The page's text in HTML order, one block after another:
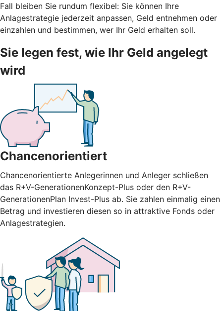
Fall bleiben Sie rundum flexibel: Sie können Ihre
Anlagestrategie jederzeit anpassen, Geld entnehmen oder
einzahlen und bestimmen, wer Ihr Geld erhalten soll.
Sie legen fest, wie Ihr Geld angelegt
wird
Chancenorientiert
Chancenorientierte Anlegerinnen und Anleger schließen
das R+V-GenerationenKonzept-Plus oder den R+V-
GenerationenPlan Invest-Plus ab. Sie zahlen einmalig einen
Betrag und investieren diesen so in attraktive Fonds oder
Anlagestrategien.